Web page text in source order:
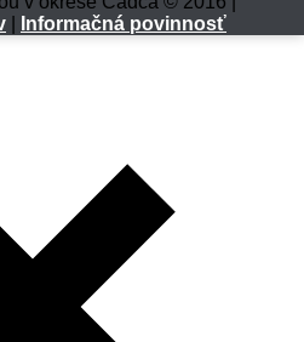
Informačná povinnosť